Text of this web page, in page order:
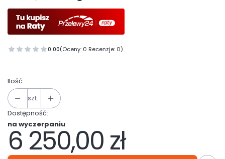
0.00(Oceny: 0 Recenzje: 0)
Ilość
szt.
Dostępność:
na wyczerpaniu
Cena
6 250,00 zł